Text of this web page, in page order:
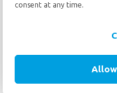
consent at any time.
Moving to the United